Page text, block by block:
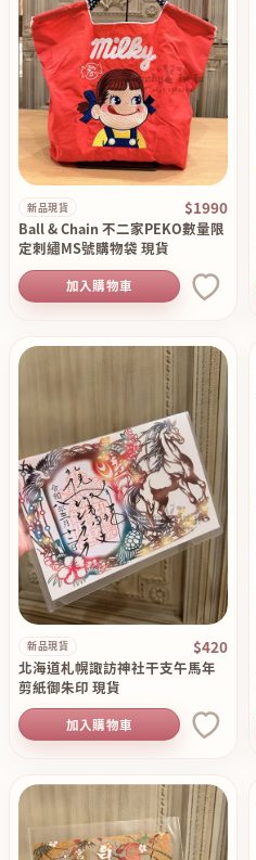
新品現貨 $1990
Ball & Chain 不二家PEKO數量限
定刺繡MS號購物袋 現貨
加入購物車
新品現貨 $420
北海道札幌諏訪神社干支午馬年
剪紙御朱印 現貨
加入購物車